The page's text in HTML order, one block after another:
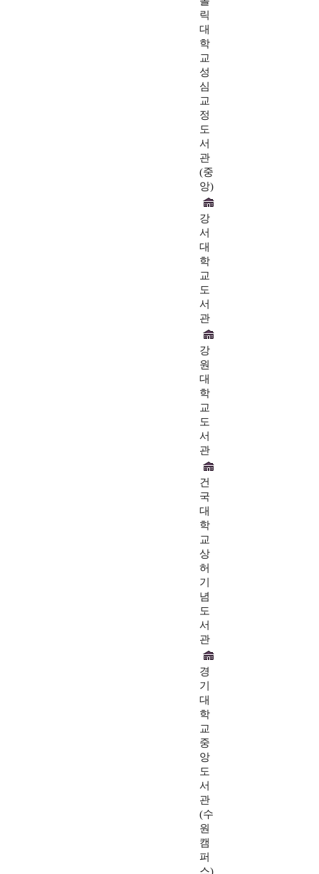
릭
대
학
교
성
심
교
정
도
서
관
(중
앙)
강
서
대
학
교
도
서
관
강
원
대
학
교
도
서
관
건
국
대
학
교
상
허
기
념
도
서
관
경
기
대
학
교
중
앙
도
서
관
(수
원
캠
퍼
스)